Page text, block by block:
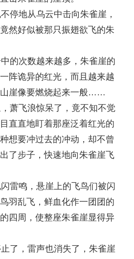
停地从乌云中击向朱雀崖，
然好似被那只振翅欲飞的朱
的次数越来越多，朱雀崖的
阵诡异的红光，而且越来越
崖像要燃烧起来一般……
萧飞浪惊呆了，竟不知不觉
直直地盯着那座泛着红光的
想要冲过去的冲动，却不曾
了步子，快速地向朱雀崖飞
雷鸣，悬崖上的飞鸟们被闪
羽乱飞，鲜血化作一团团的
四周，使整座朱雀崖显得异
了，雷声也消失了，朱雀崖